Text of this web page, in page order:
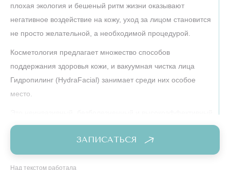
плохая экология и бешеный ритм жизни оказывают
негативное воздействие на кожу, уход за лицом становится
не просто желательной, а необходимой процедурой.
Косметология предлагает множество способов
поддержания здоровья кожи, и вакуумная чистка лица
Гидропилинг (HydraFacial) занимает среди них особое
место.
аппаратный метод, которая сочетает несколько этапов для
совершенного очищения! В отличие от агрессивных чисток,
Гидропилинг (HydraFacial) не травмирует кожу, а результат
виден сразу после первого сеанса.
ЗАПИСАТЬСЯ
Над текстом работала